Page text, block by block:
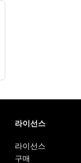
라이선스
라이선스
구매